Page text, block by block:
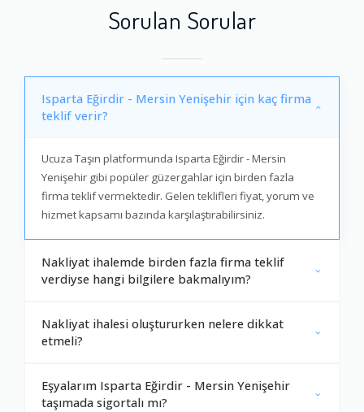
Sorulan Sorular
Isparta Eğirdir - Mersin Yenişehir için kaç firma
teklif verir?
Ucuza Taşın platformunda Isparta Eğirdir - Mersin
Yenişehir gibi popüler güzergahlar için birden fazla
firma teklif vermektedir. Gelen teklifleri fiyat, yorum ve
hizmet kapsamı bazında karşılaştırabilirsiniz.
Nakliyat ihalemde birden fazla firma teklif
verdiyse hangi bilgilere bakmalıyım?
Nakliyat ihalesi oluştururken nelere dikkat
etmeli?
Eşyalarım Isparta Eğirdir - Mersin Yenişehir
taşımada sigortalı mı?